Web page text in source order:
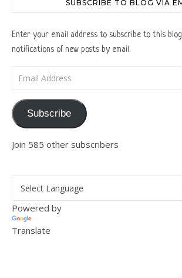
SUBSCRIBE TO BLOG VIA
Enter your email address to subscribe to this
notifications of new posts by email.
Subscribe
Join 585 other subscribers
Powered by
Translate